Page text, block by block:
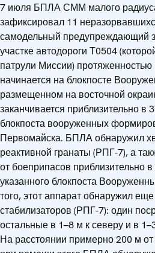
7 июля БПЛА СММ малого
зафиксировал 11
самодельный предупреждающий
участке автодороги Т0504
патрули Миссии) протяженностью
начинается на блокпосте
размещенном на восточной
заканчивается приблизительно в
блокпоста вооруженных
Первомайска. БПЛА обнаружил
реактивной гранаты (РПГ-7), а
от боеприпасов приблизительно в
указанного блокпоста
того, этот аппарат обнаружил
стабилизаторов (РПГ-7): один
остальные в 1–8 м к северу и в
На расстоянии примерно 200 м от